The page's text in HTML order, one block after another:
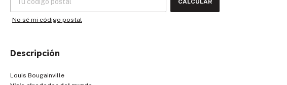
CALCULAR
No sé mi código postal
Descripción
Louis Bougainville